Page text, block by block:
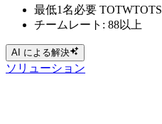
最低1名必要 TOTWTOTS
チームレート: 88以上
AI による解決
ソリューション